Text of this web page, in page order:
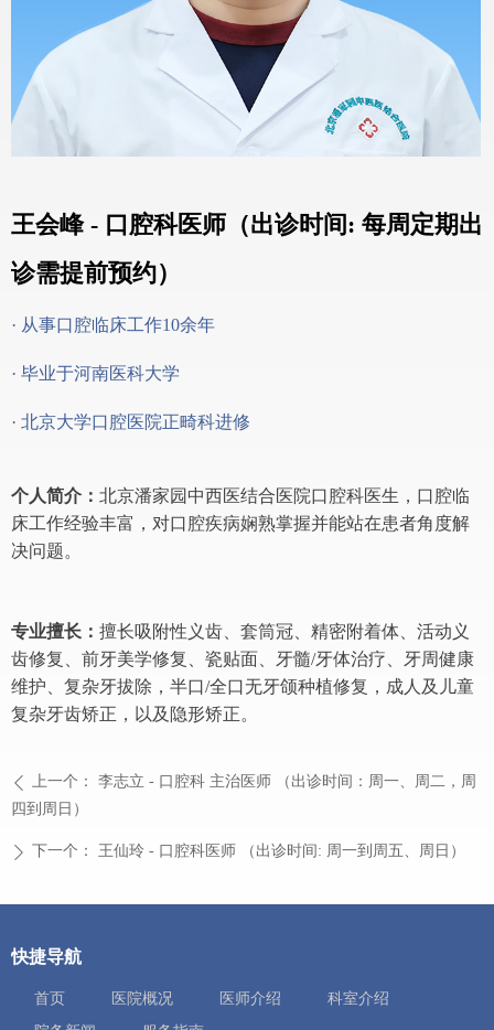
王会峰 - 口腔科医师（出诊时间: 每周定期出
诊需提前预约）
· 从事口腔临床工作10余年
· 毕业于河南医科大学
· 北京大学口腔医院正畸科进修
ꄴ 上一个：
李志立 - 口腔科 主治医师 （出诊时间：周一、周二，周
四到周日）
ꄲ 下一个： 王仙玲 - 口腔科医师 （出诊时间: 周一到周五、周日）
个人简介： 北京潘家园中西医结合医院口腔科医生，口腔临
床工作经验丰富，对口腔疾病娴熟掌握并能站在患者角度解
决问题。
专业擅长： 擅长吸附性义齿、套筒冠、精密附着体、活动义
齿修复、前牙美学修复、瓷贴面、牙髓/牙体治疗、牙周健康
维护、复杂牙拔除，半口/全口无牙颌种植修复，成人及儿童
复杂牙齿矫正，以及隐形矫正。
快捷导航
首页 医院概况 医师介绍
科室介绍